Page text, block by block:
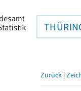
Zurück |